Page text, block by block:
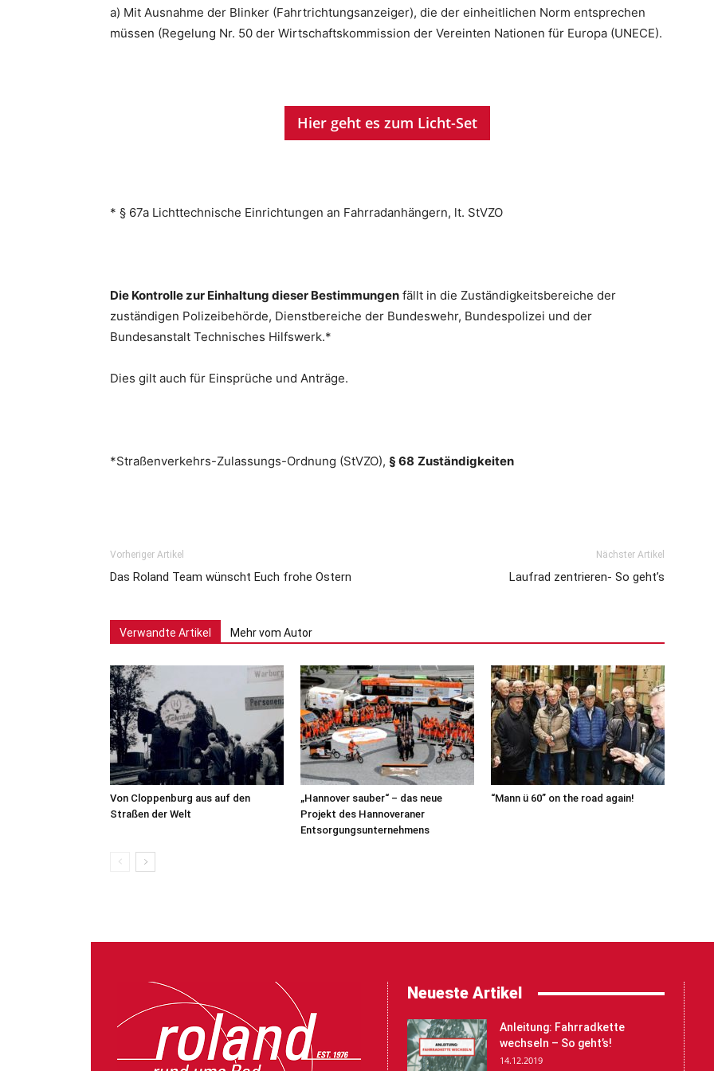
a) Mit Ausnahme der Blinker (Fahrtrichtungsanzeiger), die der einheitlichen Norm entsprechen
müssen (Regelung Nr. 50 der Wirtschaftskommission der Vereinten Nationen für Europa (UNECE).
Hier geht es zum Licht-Set
* § 67a Lichttechnische Einrichtungen an Fahrradanhängern, lt. StVZO
Die Kontrolle zur Einhaltung dieser Bestimmungen fällt in die Zuständigkeitsbereiche der
zuständigen Polizeibehörde, Dienstbereiche der Bundeswehr, Bundespolizei und der
Bundesanstalt Technisches Hilfswerk.*
Dies gilt auch für Einsprüche und Anträge.
*Straßenverkehrs-Zulassungs-Ordnung (StVZO), § 68 Zuständigkeiten
Vorheriger Artikel
Das Roland Team wünscht Euch frohe Ostern
Nächster Artikel
Laufrad zentrieren- So geht’s
Verwandte Artikel Mehr vom Autor
Von Cloppenburg aus auf den
Straßen der Welt
„Hannover sauber“ – das neue
Projekt des Hannoveraner
Entsorgungsunternehmens
“Mann ü 60” on the road again!
Neueste Artikel
Anleitung: Fahrradkette
wechseln – So geht’s!
14.12.2019